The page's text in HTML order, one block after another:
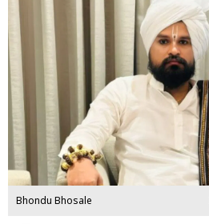
Bhondu Bhosale